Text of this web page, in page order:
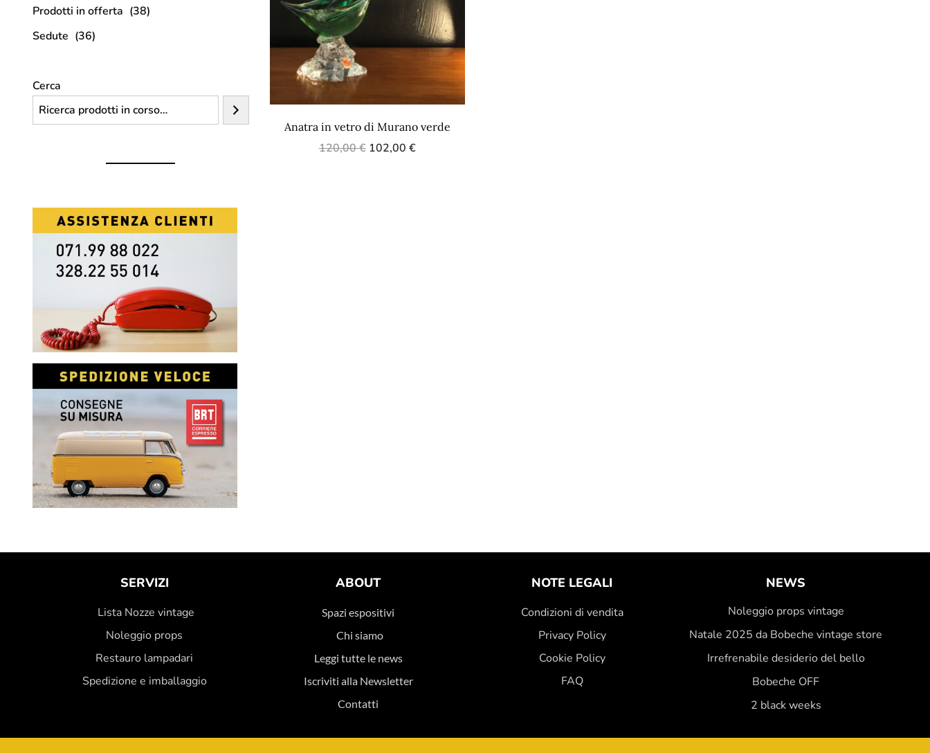
Anatra in vetro di Murano verde
120,00€ 102,00 €
Prodotti in offerta (38)
Sedute (36)
Cerca
SERVIZI
Lista Nozze vintage
Noleggio props
Restauro lampadari
Spedizione e imballaggio
ABOUT
Spazi espositivi
Chi siamo
Leggi tutte le news
Iscriviti alla Newsletter
Contatti
NOTE LEGALI
Condizioni di vendita
Privacy Policy
Cookie Policy
FAQ
NEWS
Noleggio props vintage
Natale 2025 da Bobeche vintage store
Irrefrenabile desiderio del bello
Bobeche OFF
2 black weeks